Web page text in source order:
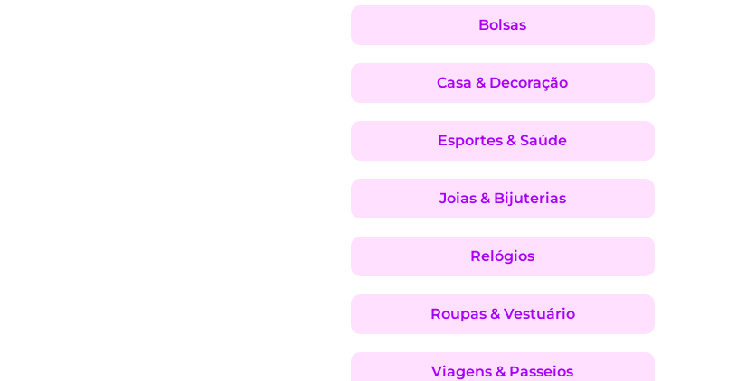
Bolsas
Casa & Decoração
Esportes & Saúde
Joias & Bijuterias
Relógios
Roupas & Vestuário
Viagens & Passeios